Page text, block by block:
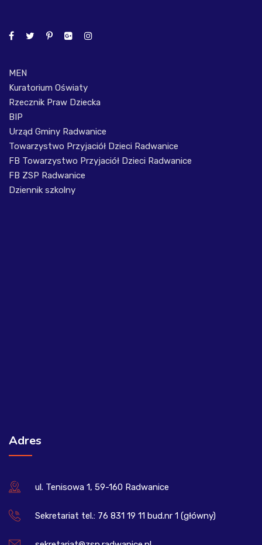
MEN
Kuratorium Oświaty
Rzecznik Praw Dziecka
BIP
Urząd Gminy Radwanice
Towarzystwo Przyjaciół Dzieci Radwanice
FB Towarzystwo Przyjaciół Dzieci Radwanice
FB ZSP Radwanice
Dziennik szkolny
Adres
ul. Tenisowa 1, 59-160 Radwanice
Sekretariat tel.: 76 831 19 11 bud.nr 1 (główny)